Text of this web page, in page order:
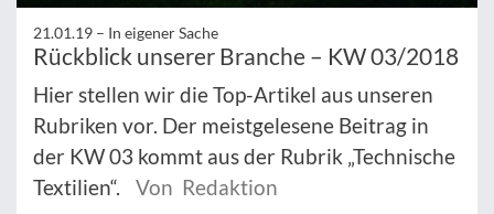
21.01.19 – In eigener Sache
Rückblick unserer Branche – KW 03/2018
Hier stellen wir die Top-Artikel aus unseren
Rubriken vor. Der meistgelesene Beitrag in
der KW 03 kommt aus der Rubrik „Technische
Textilien“.
Von Redaktion